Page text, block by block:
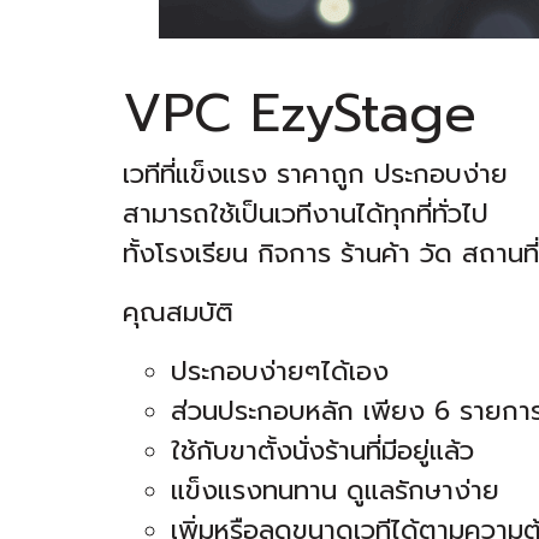
VPC EzyStage
เวทีที่แข็งแรง ราคาถูก ประกอบง่าย
สามารถใช้เป็นเวทีงานได้ทุกที่ทั่วไป
ทั้งโรงเรียน กิจการ ร้านค้า วัด สถาน
คุณสมบัติ
ประกอบง่ายๆได้เอง
ส่วนประกอบหลัก เพียง 6 รายกา
ใช้กับขาตั้งนั่งร้านที่มีอยู่แล้ว
แข็งแรงทนทาน ดูแลรักษาง่าย
เพิ่มหรือลดขนาดเวทีได้ตามความ